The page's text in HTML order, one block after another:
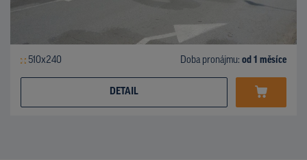
510x240 Doba pronájmu: od 1 měsíce
DETAIL